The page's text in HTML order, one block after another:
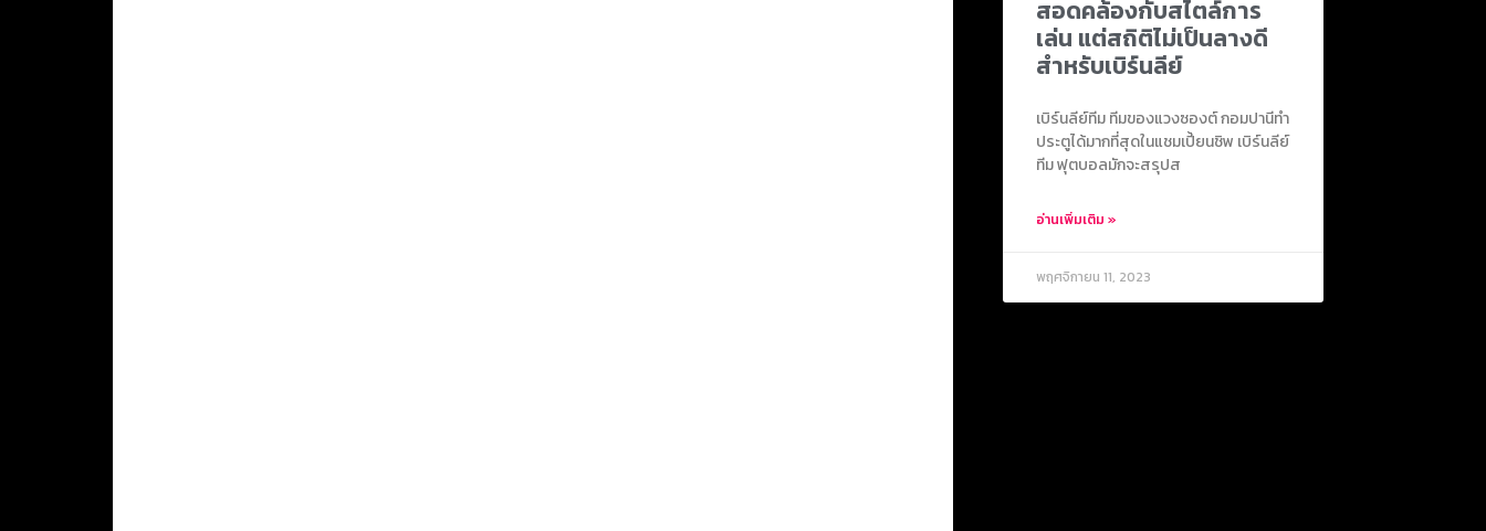
สอดคล้องกับสไตล์การ
เล่น แต่สถิติไม่เป็นลางดี
สำหรับเบิร์นลีย์
เบิร์นลีย์ทีม ทีมของแวงซองต์ กอมปานีทำ
ประตูได้มากที่สุดในแชมเปี้ยนชิพ เบิร์นลีย์
ทีม ฟุตบอลมักจะสรุปส
อ่านเพิ่มเติม »
พฤศจิกายน 11, 2023